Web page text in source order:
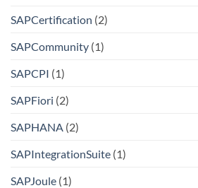
SAPCertification (2)
SAPCommunity (1)
SAPCPI (1)
SAPFiori (2)
SAPHANA (2)
SAPIntegrationSuite (1)
SAPJoule (1)